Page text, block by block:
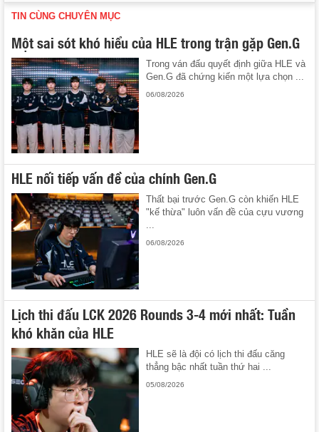
TIN CÙNG CHUYÊN MỤC
Một sai sót khó hiểu của HLE trong trận gặp Gen.G
Trong ván đấu quyết định giữa HLE và
Gen.G đã chứng kiến một lựa chọn ...
06/08/2026
HLE nối tiếp vấn đề của chính Gen.G
Thất bại trước Gen.G còn khiến HLE
"kế thừa" luôn vấn đề của cựu vương
...
06/08/2026
Lịch thi đấu LCK 2026 Rounds 3-4 mới nhất: Tuần
khó khăn của HLE
HLE sẽ là đội có lịch thi đấu căng
thẳng bậc nhất tuần thứ hai ...
05/08/2026